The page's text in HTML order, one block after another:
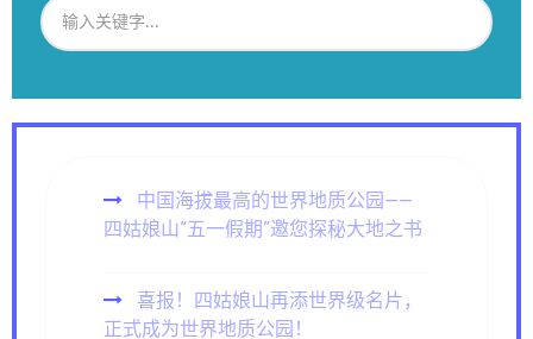
中国海拔最高的世界地质公园——
四姑娘山“五一假期”邀您探秘大地之书
喜报！四姑娘山再添世界级名片，
正式成为世界地质公园！